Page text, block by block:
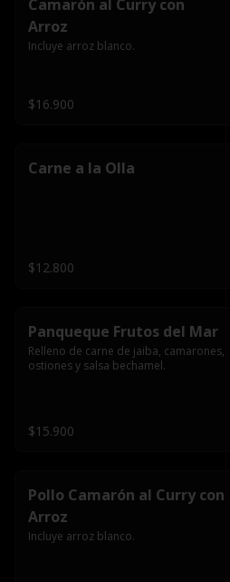
Camarón al Curry con
Arroz
Incluye arroz blanco.
$16.900
Carne a la Olla
$12.800
Panqueque Frutos del Mar
Relleno de carne de jaiba, camarones,
ostiones y salsa bechamel.
$15.900
Pollo Camarón al Curry con
Arroz
Incluye arroz blanco.